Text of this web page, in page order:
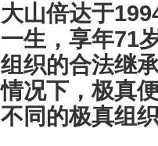
大山倍达于
一生，享年71
组织的合法继
情况下，极真
不同的极真组